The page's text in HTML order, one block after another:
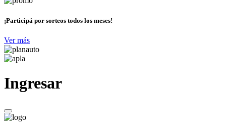
¡Participá por sorteos todos los meses!
Ver más
Ingresar